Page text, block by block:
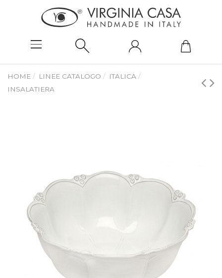
HOME LINEE CATALOGO
ITALICA
INSALATIERA